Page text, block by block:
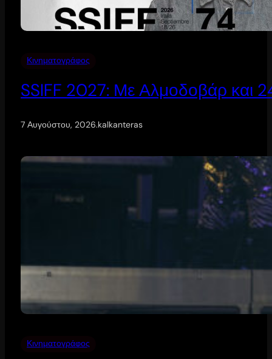
Κινηματογράφος
SSIFF 2027: Με Αλμοδοβάρ και 24
7 Αυγούστου, 2026.kalkanteras
Κινηματογράφος